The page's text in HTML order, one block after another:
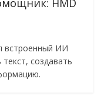
встроенный ИИ
создавать